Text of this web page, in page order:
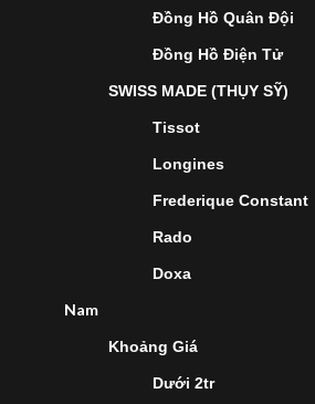
Đồng Hồ Quân Đội
Đồng Hồ Điện Tử
SWISS MADE (THỤY SỸ)
Tissot
Longines
Frederique Constant
Rado
Doxa
Nam
Khoảng Giá
Dưới 2tr